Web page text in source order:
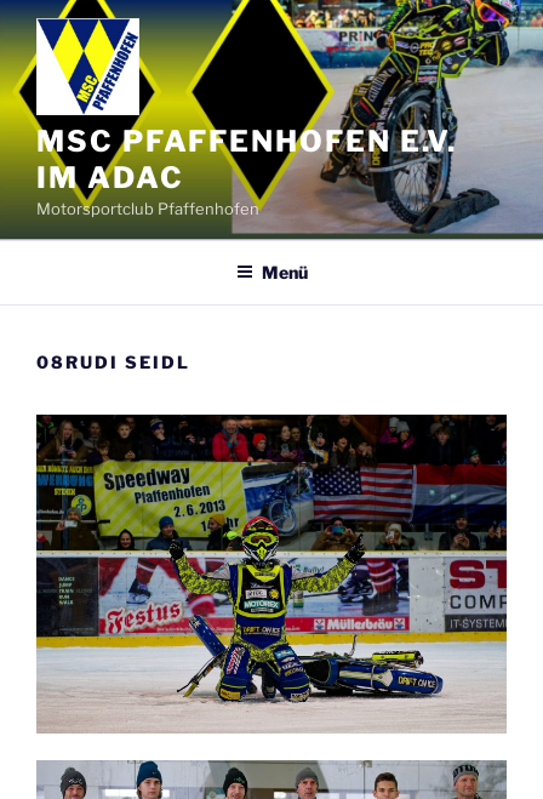
Zum
Inhalt
springen
MSC PFAFFENHOFEN E.V.
IM ADAC
Motorsportclub Pfaffenhofen
Menü
08RUDI SEIDL